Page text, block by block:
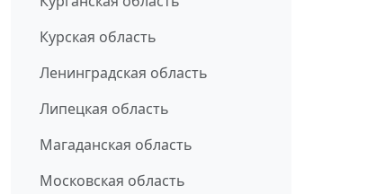
Курская область
Ленинградская область
Липецкая область
Магаданская область
Московская область